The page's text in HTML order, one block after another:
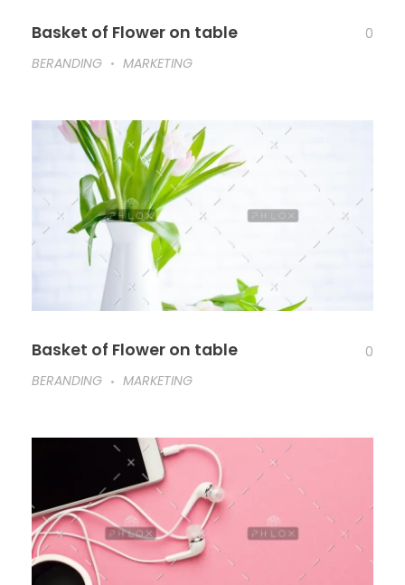
Basket of Flower on table
0
BERANDING
MARKETING
Basket of Flower on table
0
BERANDING
MARKETING